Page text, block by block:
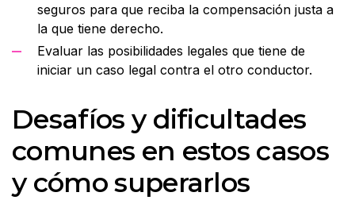
seguros para que reciba la compensación justa a
la que tiene derecho.
Evaluar las posibilidades legales que tiene de
iniciar un caso legal contra el otro conductor.
Desafíos y dificultades
comunes en estos casos
y cómo superarlos